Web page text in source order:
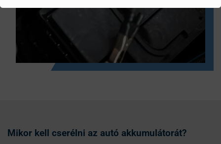
Mikor kell cserélni az autó akkumulátorát?